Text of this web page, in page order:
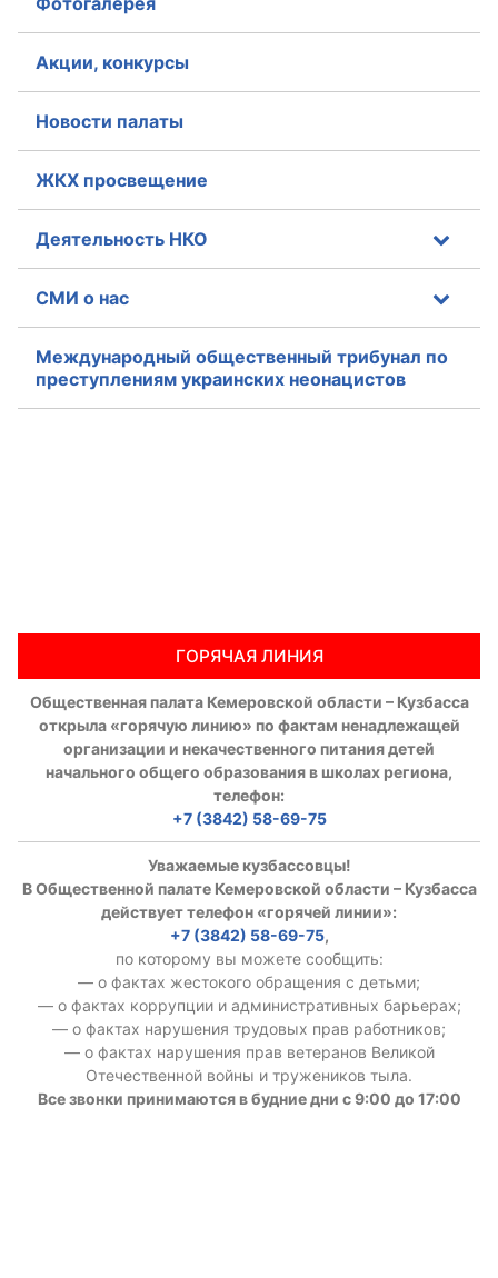
Члены ОП КО
Документы ОП КО
Регламент ОП КО
Положения
Соглашения
Рекомендации
Порядок работы ЦОН
Аппарат ОП КО
Акции, конкурсы
Новости палаты
ЖКХ просвещение
Деятельность НКО
СМИ о нас
Международный общественный трибунал по
преступлениям украинских неонацистов
ГОРЯЧАЯ ЛИНИЯ
Общественная палата Кемеровской области – Кузбасса
открыла «горячую линию» по фактам ненадлежащей
организации и некачественного питания детей
начального общего образования в школах региона,
телефон:
+7 (3842) 58-69-75
Уважаемые кузбассовцы!
В Общественной палате Кемеровской области – Кузбасса
действует телефон «горячей линии»:
+7 (3842) 58-69-75,
по которому вы можете сообщить:
— о фактах жестокого обращения с детьми;
— о фактах коррупции и административных барьерах;
— о фактах нарушения трудовых прав работников;
— о фактах нарушения прав ветеранов Великой
Отечественной войны и тружеников тыла.
Все звонки принимаются в будние дни с 9:00 до 17:00